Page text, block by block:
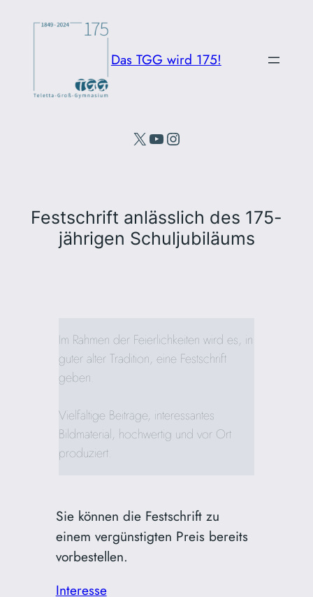
Das TGG wird 175!
X YouTube
Instagram
Festschrift anlässlich des 175-
jährigen Schuljubiläums
Im Rahmen der Feierlichkeiten wird es, in
guter alter Tradition, eine Festschrift
geben.
Vielfältige Beiträge, interessantes
Bildmaterial, hochwertig und vor Ort
produziert.
Sie können die Festschrift zu
einem vergünstigten Preis bereits
vorbestellen.
Interesse